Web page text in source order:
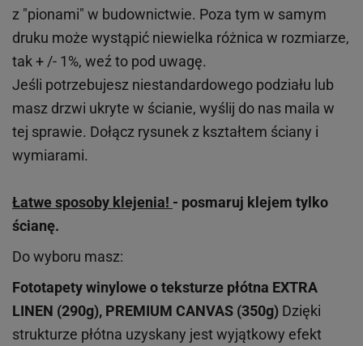
z "pionami" w budownictwie. Poza tym w samym
druku może wystąpić niewielka różnica w rozmiarze,
tak + /- 1%, weź to pod uwagę.
Jeśli potrzebujesz niestandardowego podziału lub
masz drzwi ukryte w ścianie, wyślij do nas maila w
tej sprawie. Dołącz rysunek z kształtem ściany i
wymiarami.
Łatwe sposoby klejenia! - posmaruj klejem tylko
ścianę.
Do wyboru masz:
Fototapety winylowe oteksturze płótna EXTRA
LINEN (290g), PREMIUM CANVAS (350g) Dzięki
strukturze płótna uzyskany jest wyjątkowy efekt